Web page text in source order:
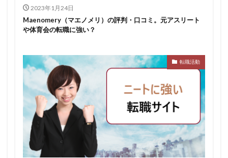
2023年1月24日
Maenomery（マエノメリ）の評判・口コミ。元アスリート
や体育会の転職に強い？
転職活動
ジョブティービー
システムエンジニア
ジェイック
テストセンター
どこから
ボロボロ
ベクトル
ペースボックス
プログラミング
プログラマー
フューチャーファインダー
どこでもいい
ビズリーチ・キャンパス
バレない
ハタラクティブ
ネオキャリア
ニート
どんな性格の人
どんな仕事が向いている
とりあえず
どっち